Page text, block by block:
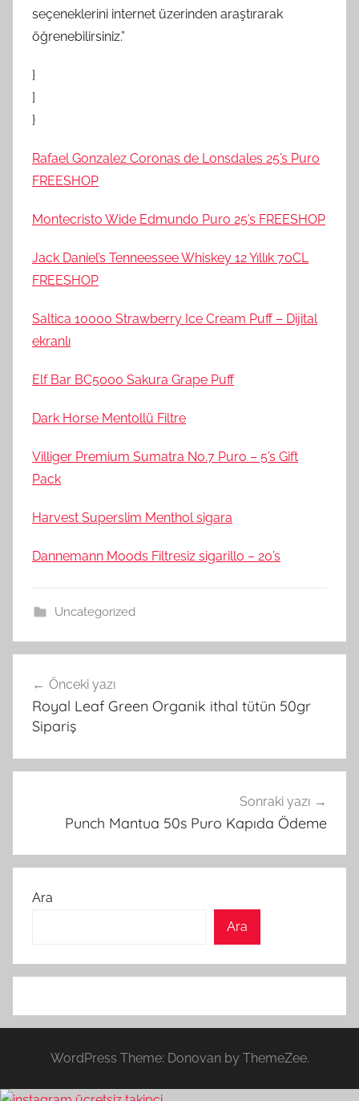
seçeneklerini internet üzerinden araştırarak
öğrenebilirsiniz.”
}
]
}
Rafael Gonzalez Coronas de Lonsdales 25’s Puro
FREESHOP
Montecristo Wide Edmundo Puro 25’s FREESHOP
Jack Daniel’s Tenneessee Whiskey 12 Yıllık 70CL
FREESHOP
Saltica 10000 Strawberry Ice Cream Puff – Dijital
ekranlı
Elf Bar BC5000 Sakura Grape Puff
Dark Horse Mentollü Filtre
Villiger Premium Sumatra No.7 Puro – 5’s Gift
Pack
Harvest Superslim Menthol sigara
Dannemann Moods Filtresiz sigarillo – 20’s
Uncategorized
gezinmesi
Önceki yazı
Royal Leaf Green Organik ithal tütün 50gr
Sipariş
Sonraki yazı
Punch Mantua 50s Puro Kapıda Ödeme
Ara
Ara
WordPress Theme: Donovan by ThemeZee.